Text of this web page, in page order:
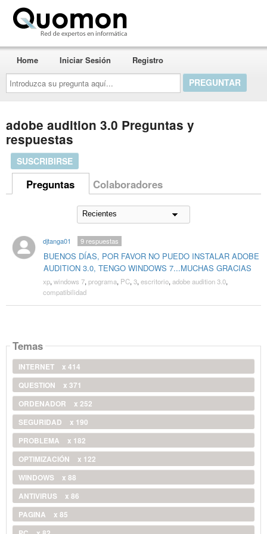
Introduzca
su
pregunta
aquí...
Home Iniciar Sesión Registro
adobe audition 3.0 Preguntas y
respuestas
SUSCRIBIRSE
Preguntas Colaboradores
djtanga01
BUENOS DÍAS, POR FAVOR NO PUEDO INSTALAR ADOBE
AUDITION 3.0, TENGO WINDOWS 7...MUCHAS GRACIAS
9respuestas
xp, windows 7, programa, PC, 3, escritorio, adobe audition 3.0,
compatibilidad
Temas
INTERNET
x 414
QUESTION
x 371
ORDENADOR
x 252
SEGURIDAD
x 190
PROBLEMA
x 182
OPTIMIZACIÓN
x 122
WINDOWS
x 88
ANTIVIRUS
x 86
PAGINA
x 85